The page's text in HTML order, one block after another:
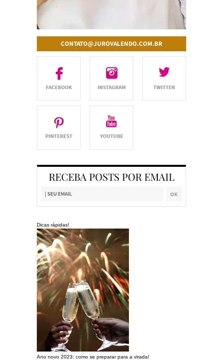
CONTATO@JUROVALENDO.COM.BR
RECEBA POSTS POR EMAIL
Dicas rápidas!
Ano novo 2023: como se preparar para a virada!